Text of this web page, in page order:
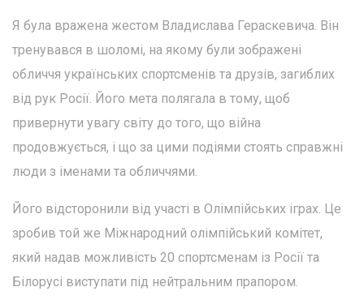
Я була вражена жестом Владислава Гераскевича. Він
тренувався в шоломі, на якому були зображені
обличчя українських спортсменів та друзів, загиблих
від рук Росії. Його мета полягала в тому, щоб
привернути увагу світу до того, що війна
продовжується, і що за цими подіями стоять справжні
люди з іменами та обличчями.
Його відсторонили від участі в Олімпійських іграх. Це
зробив той же Міжнародний олімпійський комітет,
який надав можливість 20 спортсменам із Росії та
Білорусі виступати під нейтральним прапором.